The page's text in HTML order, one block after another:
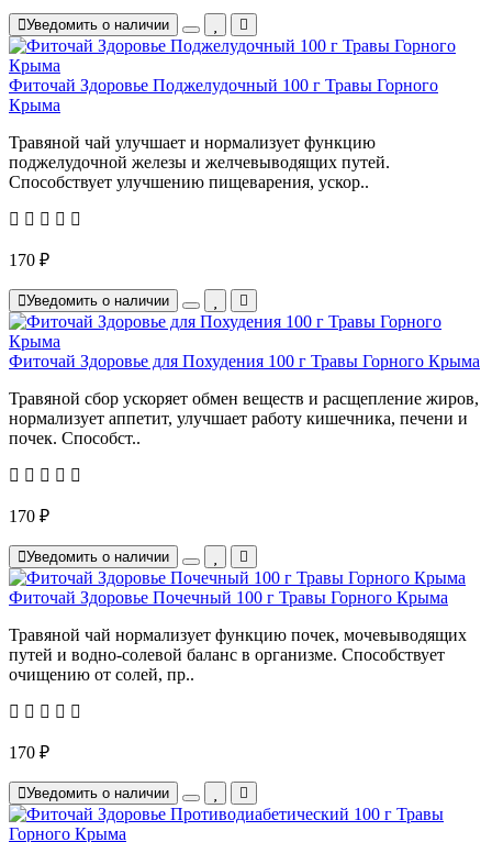
Уведомить о наличии
Фиточай Здоровье Поджелудочный 100 г Травы Горного
Крыма
Травяной чай улучшает и нормализует функцию
поджелудочной железы и желчевыводящих путей.
Способствует улучшению пищеварения, ускор..
170 ₽
Уведомить о наличии
Фиточай Здоровье для Похудения 100 г Травы Горного Крыма
Травяной сбор ускоряет обмен веществ и расщепление жиров,
нормализует аппетит, улучшает работу кишечника, печени и
почек. Способст..
170 ₽
Уведомить о наличии
Фиточай Здоровье Почечный 100 г Травы Горного Крыма
Травяной чай нормализует функцию почек, мочевыводящих
путей и водно-солевой баланс в организме. Способствует
очищению от солей, пр..
170 ₽
Уведомить о наличии